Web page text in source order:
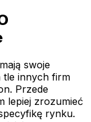
swoje
tle innych firm
Przede
lepiej zrozumieć
rynku.